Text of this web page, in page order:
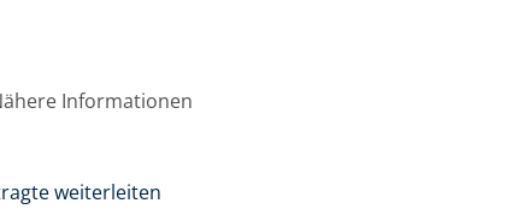
Informationen
weiterleiten